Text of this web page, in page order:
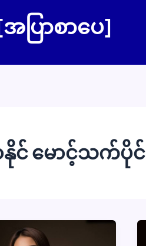
အပြာစာပေ]
နိုင် မောင့်သက်ပိုင်